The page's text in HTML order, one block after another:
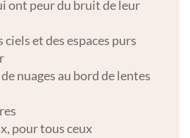
ont peur du bruit de leur
ciels et des espaces purs
nuages au bord de lentes
pour tous ceux